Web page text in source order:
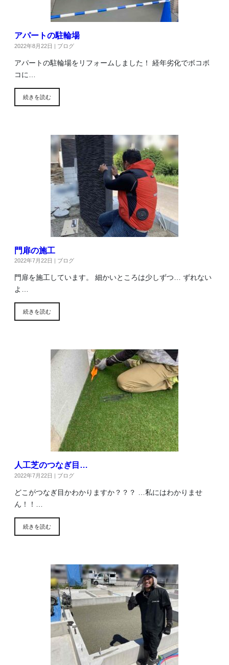
アパートの駐輪場
2022年8月22日 | ブログ
アパートの駐輪場をリフォームしました！ 経年劣化でボコボ
コに…
続きを読む
門扉の施工
2022年7月22日 ブログ
門扉を施工しています。 細かいところは少しずつ… ずれない
よ…
続きを読む
人工芝のつなぎ目…
2022年7月22日 | ブログ
どこがつなぎ目かわかりますか？？？ …私にはわかりませ
ん！！…
続きを読む